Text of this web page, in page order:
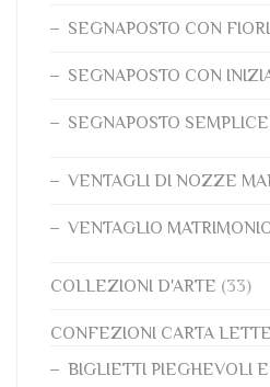
SEGNAPOSTO CON FIORI
SEGNAPOSTO CON
SEGNAPOSTO SEMPLICE
VENTAGLI DI NOZZE
VENTAGLIO
COLLEZIONI D'ARTE (33)
CONFEZIONI CARTA
BIGLIETTI PIEGHEVOLI